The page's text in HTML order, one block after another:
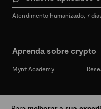
Aprenda sobre crypto
Mynt Academy
Atendimento humanizado, 7
Redes sociais